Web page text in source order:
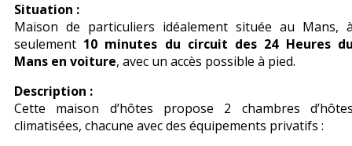
Situation :
Maison de particuliers idéalement située au Mans,
seulement 10 minutes du circuit des 24 Heures
Mans en voiture, avec un accès possible à pied.
Description :
Cette maison d’hôtes propose 2 chambres
climatisées, chacune avec des équipements privatifs :